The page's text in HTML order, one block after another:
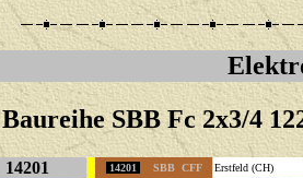
E
Baureihe SBB Fc 2x3/4
14201 14201 SBB CFF Erstfeld (CH)